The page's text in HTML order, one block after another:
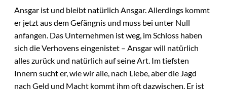
Ansgar ist und bleibt natürlich Ansgar. Allerdings kommt
er jetzt aus dem Gefängnis und muss bei unter Null
anfangen. Das Unternehmen ist weg, im Schloss haben
sich die Verhovens eingenistet – Ansgar will natürlich
alles zurück und natürlich auf seine Art. Im tiefsten
Innern sucht er, wie wir alle, nach Liebe, aber die Jagd
nach Geld und Macht kommt ihm oft dazwischen. Er ist